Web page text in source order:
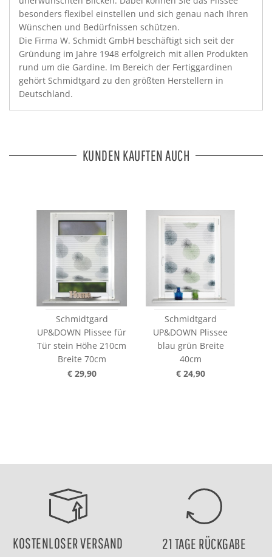
besonders flexibel einstellen und sich genau nach Ihren
Wünschen und Bedürfnissen schützen.
Die Firma W. Schmidt GmbH beschäftigt sich seit der
Gründung im Jahre 1948 erfolgreich mit allen Produkten
rund um die Gardine. Im Bereich der Fertiggardinen
gehört Schmidtgard zu den größten Herstellern in
Deutschland.
KUNDEN KAUFTEN AUCH
Schmidtgard
UP&DOWN Plissee für
Tür stein Höhe 210cm
Breite 70cm
€ 29,90
Schmidtgard
UP&DOWN Plissee
blau grün Breite
40cm
€ 24,90
KOSTENLOSER VERSAND 21 TAGE RÜCKGABE